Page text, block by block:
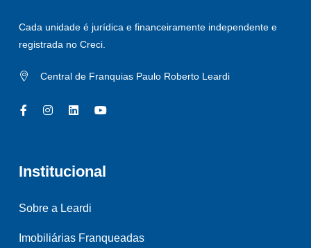
Cada unidade é jurídica e financeiramente independente e
registrada no Creci.
Central de Franquias Paulo Roberto Leardi
Institucional
Sobre a Leardi
Imobiliárias Franqueadas